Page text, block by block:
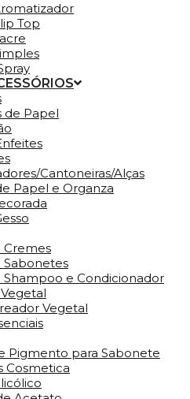
Top
de Papel
Cantoneiras/Alças
Papel e Organza
Cremes
Sabonetes
Shampoo e Condicionador
Vegetal
Pigmento para Sabonete
Cosmetica